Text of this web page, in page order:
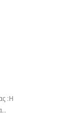
:Η